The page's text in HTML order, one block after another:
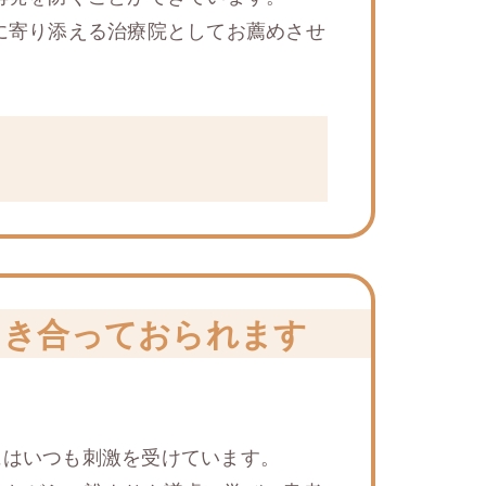
り添える治療院としてお薦めさせ
合っておられます
いつも刺激を受けています。